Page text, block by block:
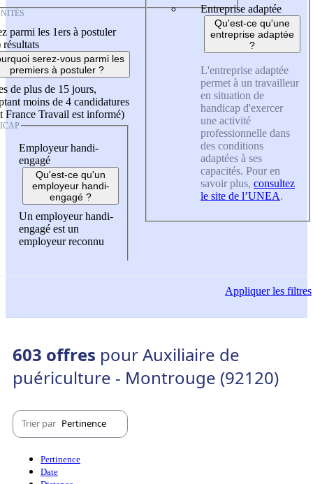
parmi les 1ers à postuler
résultats
serez-vous parmi les
premiers à postuler ?
de plus de 15 jours,
moins de 4 candidatures
France Travail est informé)
Employeur handi-
engagé
Qu'est-ce qu'un
employeur handi-
engagé ?
Un employeur handi-
engagé est un
employeur reconnu
Entreprise adaptée
Qu'est-ce qu'une
entreprise adaptée
?
L'entreprise adaptée
permet à un travailleur
en situation de
handicap d'exercer
une activité
professionnelle dans
des conditions
adaptées à ses
capacités. Pour en
savoir plus, consultez
le site de l’UNEA.
Appliquerles filtres
603 offres pour Auxiliaire de
puériculture - Montrouge (92120)
Trier par Pertinence
Pertinence
Date